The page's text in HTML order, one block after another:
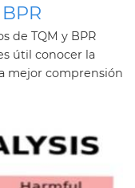
de TQM y BPR
útil conocer la
mejor comprensión